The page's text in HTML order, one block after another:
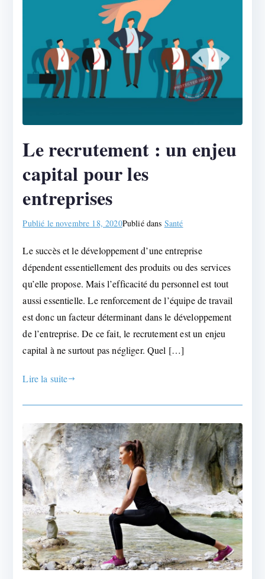
Le recrutement : un enjeu
capital pour les
entreprises
Publié lenovembre 18, 2020Publié dans Santé
Le succès et le développement d’une entreprise
dépendent essentiellement des produits ou des services
qu’elle propose. Mais l’efficacité du personnel est tout
aussi essentielle. Le renforcement de l’équipe de travail
est donc un facteur déterminant dans le développement
de l’entreprise. De ce fait, le recrutement est un enjeu
capital à ne surtout pas négliger. Quel […]
Lire la suite